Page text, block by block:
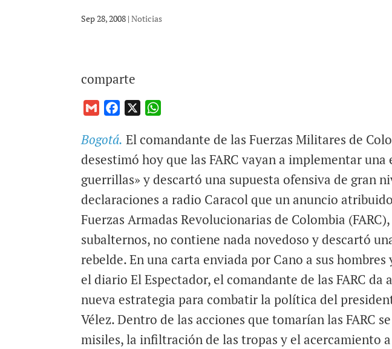
Sep 28, 2008 |Noticias
comparte
G
a
i
c
e
o
o
k
a
t
A
p
p
Bogotá. El comandante de las Fuerzas Militares de
desestimó hoy que las FARC vayan a implementar
guerrillas» y descartó una supuesta ofensiva de gran
declaraciones a radio Caracol que un anuncio
Fuerzas Armadas Revolucionarias de Colombia
subalternos, no contiene nada novedoso y descartó
rebelde. En una carta enviada por Cano a sus
el diario El Espectador, el comandante de las FARC da
nueva estrategia para combatir la política del
Vélez. Dentro de las acciones que tomarían las FARC
misiles, la infiltración de las tropas y el acercamiento a